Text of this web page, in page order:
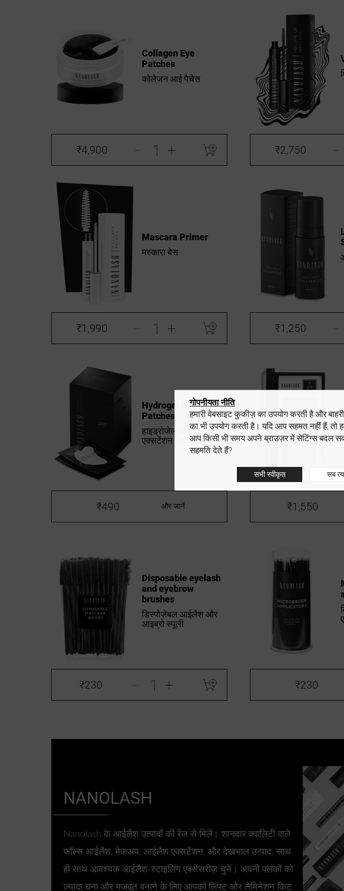
Collagen Eye
Patches
कोलेजन आई पैचेस
₹4,900 + ₹2,750
Mascara Primer
मस्कारा बेस
₹1,990 + ₹1,250
Hydrogel Eye
Patches
हाइड्रोजेल आइलैश
एक्सटेंशन पैच
₹490 और जानें ₹1,550
Disposable eyelash
and eyebrow
brushes
डिस्पोज़ेबल आईलैश और
आइब्रो स्पूली
₹230 + ₹230
NANOLASH
Nanolash के आईलैश उत्पादों की रेंज से मिलें। शानदार क्वालिटी वाले
फॉल्स आईलैश, मेकअप, आईलैश एक्सटेंशन, और देखभाल उत्पाद, साथ
ही साथ आवश्यक आईलैश-स्टाइलिंग एक्सेसरीज़ चुनें। अपनी पलकों को
ज़्यादा घना और मजबूत बनाने के लिए आपको लिफ्ट और लेमिनेशन किट
गोपनीयता नीति
हमारी वेबसाइट कुकीज़ का उपयोग करती है और
का भी उपयोग करती है। यदि आप सहमत नहीं हैं,
आप किसी भी समय अपने ब्राउज़र में सेटिंग्स बदल
सहमति देते हैं?
सभी स्वीकृत सब